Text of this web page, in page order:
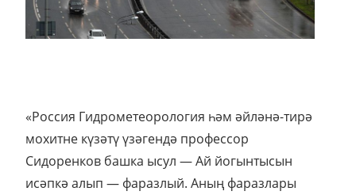
«Россия Гидрометеорология һәм әйләнә-тирә
мохитне күзәтү үзәгендә профессор
Сидоренков башка ысул — Ай йогынтысын
исәпкә алып — фаразлый. Аның фаразлары